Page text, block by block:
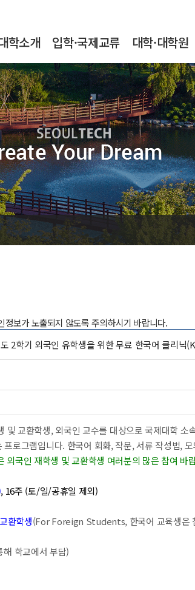
학소개 입학·국제교류 대학·대학원
보가 노출되지 않도록 주의하시기 바랍니다.
2학기 외국인 유학생을 위한 무료 한국어 클리
및 교환학생, 외국인 교수를 대상으로 국제대학
로그램입니다. 한국어 회화, 작문, 서류 작성법,
외국인 재학생 및 교환학생 여러분의 많은 참여 바
, 16주 (토/일/공휴일 제외)
환학생(For Foreign Students, 한국어 교육생은
해 학교에서 부담)